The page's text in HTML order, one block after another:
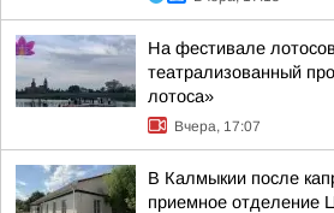
На фестивале
театрализованный
лотоса»
Вчера, 17:07
В Калмыкии после
приемное отделение